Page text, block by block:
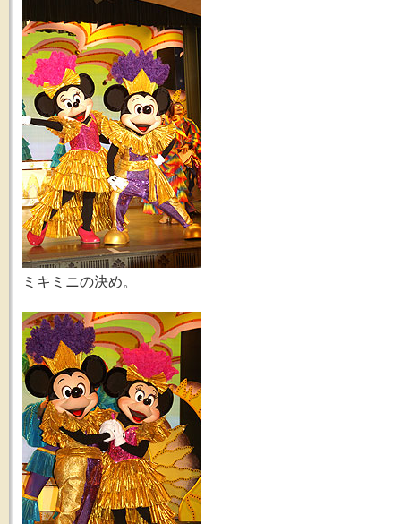
ミキミニの決め。